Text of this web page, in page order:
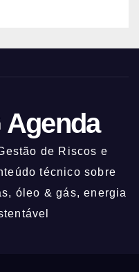
Agenda
de Riscos e
técnico sobre
óleo & gás, energia